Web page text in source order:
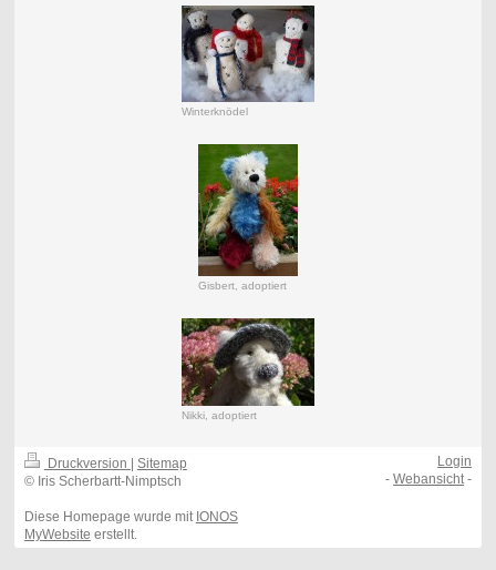
Winterknödel
Gisbert, adoptiert
Nikki, adoptiert
Druckversion | Sitemap
© Iris Scherbartt-Nimptsch
Diese Homepage wurde mit IONOS
MyWebsite erstellt.
Login
-Webansicht -